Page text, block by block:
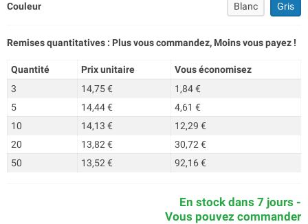
Couleur Blanc Gris
Remises quantitatives : Plus vous commandez, Moins vous payez !
Quantité Prix unitaire
Vous économisez
3
14,75 €
1,84 €
5
14,44 €
4,61 €
10
14,13 €
12,29 €
20
13,82 €
30,72 €
50
13,52 € 92,16 €
En stock dans 7 jours -
Vous pouvez commander